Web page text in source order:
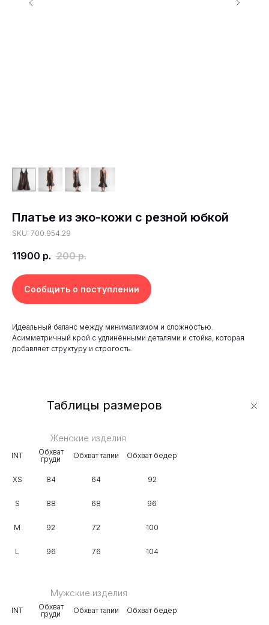
Платье из эко-кожи с резной юбкой
SKU: 700.954.29
11900 р. 200 р.
Сообщить о поступлении
Идеальный баланс между минимализмом и сложностью.
Асимметричный крой с удлинёнными деталями и стойка, которая
добавляет структуру и строгость.
Таблицы размеров
104
76
96
L
100
72
92
M
96
68
88
S
92
64
84
XS
Обхват бедер
Обхват талии
Обхват
груди
INT
Женские изделия
Обхват бедер
Обхват талии
Обхват
груди
INT
Мужские изделия